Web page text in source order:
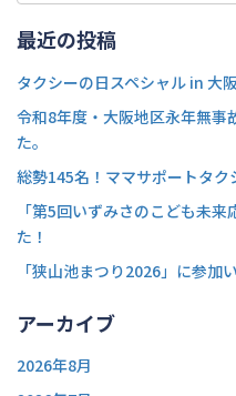
最近の投稿
タクシーの日スペシャル in 大
令和8年度・大阪地区永年無事
た。
総勢145名！ママサポートタク
「第5回いずみさのこども未
た！
「狭山池まつり2026」に参加
アーカイブ
2026年8月